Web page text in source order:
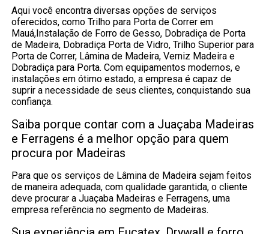
Aqui você encontra diversas opções de serviços
oferecidos, como Trilho para Porta de Correr em
Mauá,Instalação de Forro de Gesso, Dobradiça de Porta
de Madeira, Dobradiça Porta de Vidro, Trilho Superior para
Porta de Correr, Lâmina de Madeira, Verniz Madeira e
Dobradiça para Porta. Com equipamentos modernos, e
instalações em ótimo estado, a empresa é capaz de
suprir a necessidade de seus clientes, conquistando sua
confiança.
Saiba porque contar com a Juaçaba Madeiras
e Ferragens é a melhor opção para quem
procura por Madeiras
Para que os serviços de Lâmina de Madeira sejam feitos
de maneira adequada, com qualidade garantida, o cliente
deve procurar a Juaçaba Madeiras e Ferragens, uma
empresa referência no segmento de Madeiras.